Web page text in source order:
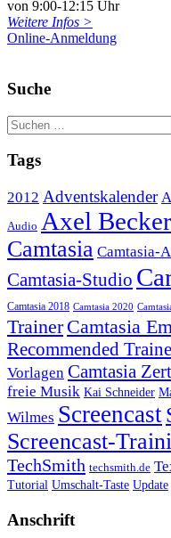
von 9:00-12:15 Uhr
Weitere Infos >
Online-Anmeldung
Suche
Tags
2012 Adventskalender
Audio Axel Becker
Camtasia Camtasia-
Camtasia-Studio
Camtasia 2018 Camtasia 2020
Trainer Camtasia
Recommended
Vorlagen Camtasia
freie Musik Kai Schneider
Wilmes Screencast
Screencast-
TechSmith techsmith.de
Tutorial Umschalt-Taste Update
Anschrift